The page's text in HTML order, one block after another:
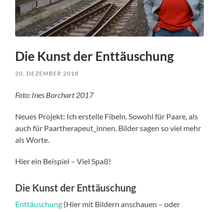
Die Kunst der Enttäuschung
20. DEZEMBER 2018
Foto: Ines Borchart 2017
Neues Projekt: Ich erstelle Fibeln. Sowohl für Paare, als
auch für Paartherapeut_innen. Bilder sagen so viel mehr
als Worte.
Hier ein Beispiel – Viel Spaß!
Die Kunst der Enttäuschung
Enttäuschung (Hier mit Bildern anschauen – oder